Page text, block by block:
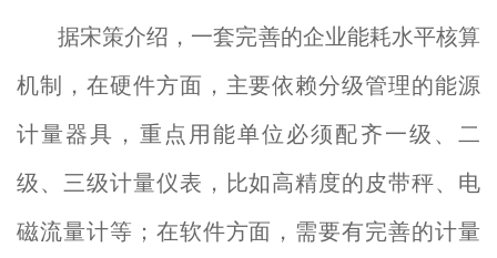
据宋策介绍，一套完善的企业能耗水平核算
机制，在硬件方面，主要依赖分级管理的能源
计量器具，重点用能单位必须配齐一级、二
级、三级计量仪表，比如高精度的皮带秤、电
磁流量计等；在软件方面，需要有完善的计量